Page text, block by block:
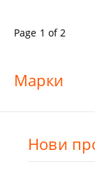
Page 1 of 2
Марки
Нови